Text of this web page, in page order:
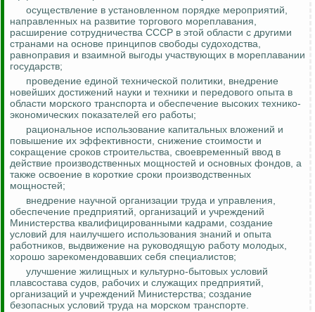
осуществление в установленном порядке мероприятий,
направленных на развитие торгового мореплавания,
расширение сотрудничества СССР в этой области с другими
странами на основе принципов свободы судоходства,
равноправия и взаимной выгоды участвующих в мореплавании
государств;
проведение единой технической политики, внедрение
новейших достижений науки и техники и передового опыта в
области морского транспорта и обеспечение высоких технико-
экономических показателей его работы;
рациональное использование капитальных вложений и
повышение их эффективности, снижение стоимости и
сокращение сроков строительства, своевременный ввод в
действие производственных мощностей и основных фондов, а
также освоение в короткие сроки производственных
мощностей;
внедрение научной организации труда и управления,
обеспечение предприятий, организаций и учреждений
Министерства квалифицированными кадрами, создание
условий для наилучшего использования знаний и опыта
работников, выдвижение на руководящую работу молодых,
хорошо зарекомендовавших себя специалистов;
улучшение жилищных и культурно-бытовых условий
плавсостава судов, рабочих и служащих предприятий,
организаций и учреждений Министерства; создание
безопасных условий труда на морском транспорте.